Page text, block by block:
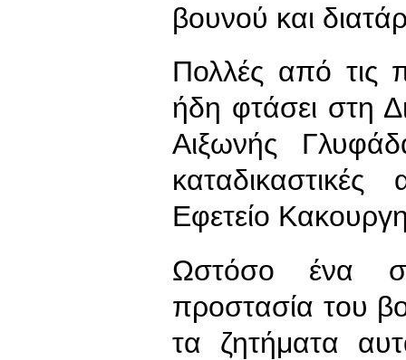
βουνού και
Πολλές από τις
ήδη φτάσει στη
Αιξωνής
Εφετείο
Ωστόσο ένα
προστασία του
τα ζητήματα